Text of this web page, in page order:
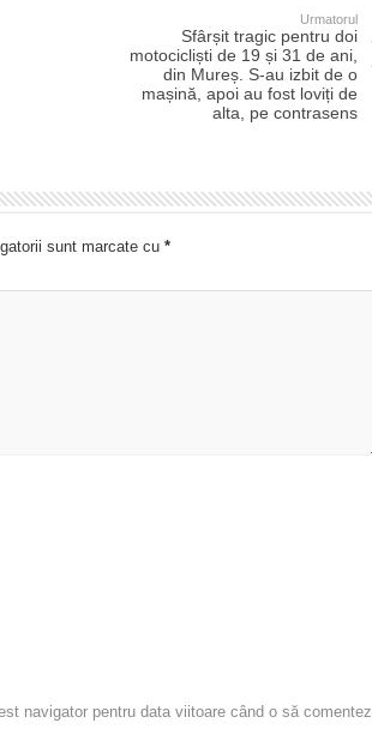
Urmatorul
Sfârșit tragic pentru doi
motocicliști de 19 și 31 de ani,
din Mureș. S-au izbit de o
mașină, apoi au fost loviți de
alta, pe contrasens
sunt marcate cu *
navigator pentru data viitoare când o să comentez.